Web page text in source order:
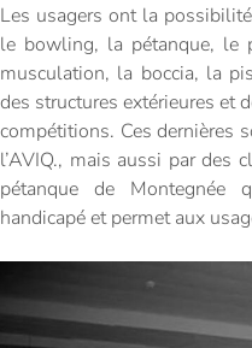
Les usagers ont la
le bowling, la pétanque, le
musculation, la boccia, la
des structures extérieures et
compétitions. Ces dernières
l’AVIQ., mais aussi par des
pétanque de Montegnée
handicapé et permet aux